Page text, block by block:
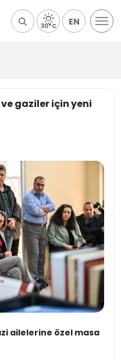
30°C EN
gaziler için yeni
ailelerine özel masa